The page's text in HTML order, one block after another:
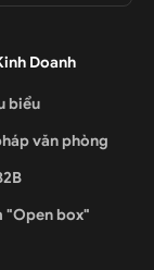
Doanh
biểu
văn phòng
"Open box"